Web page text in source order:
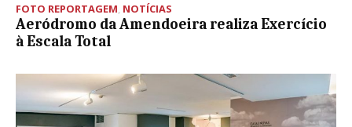
FOTO REPORTAGEM, NOTÍCIAS
Aeródromo da Amendoeira realiza Exercício
à Escala Total